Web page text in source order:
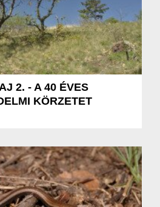
2. - A 40 ÉVES
KÖRZETET